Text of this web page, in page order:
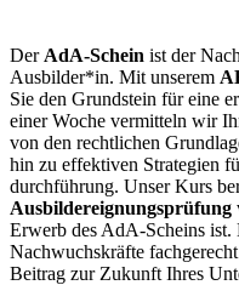
Der AdA-Schein ist der
Ausbilder*in. Mit unserem
Sie den Grundstein für eine
einer Woche vermitteln wir
von den rechtlichen
hin zu effektiven Strategien
durchführung. Unser Kurs
Ausbildereignungsprüfung
Erwerb des AdA-Scheins ist.
Nachwuchskräfte
Beitrag zur Zukunft Ihres